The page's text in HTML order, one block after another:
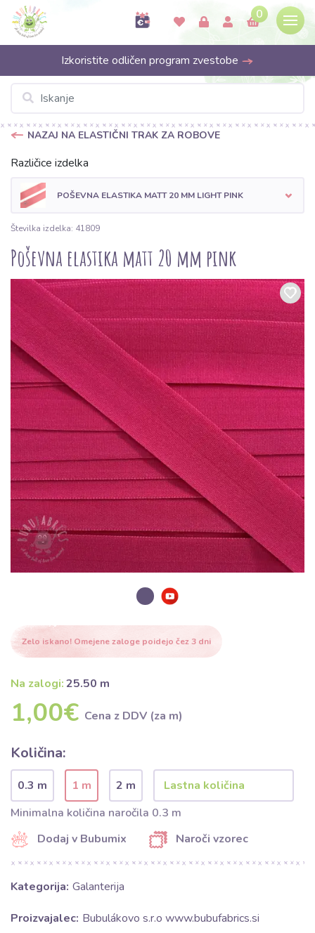
0
Izkoristite odličen program zvestobe
NAZAJ NA ELASTIČNI TRAK ZA ROBOVE
Različice izdelka
POŠEVNA ELASTIKA MATT 20 MM LIGHT PINK
Številka izdelka: 41809
Poševna elastika matt 20 mm pink
Zelo iskano! Omejene zaloge poidejo čez 3 dni
Na zalogi:25.50 m
1,00€ Cena z DDV (za m)
Količina:
0.3 m 1 m
2 m
Minimalna količina naročila 0.3 m
Dodaj v Bubumix
Naroči vzorec
Kategorija: Galanterija
Proizvajalec: Bubulákovo s.r.o www.bubufabrics.si